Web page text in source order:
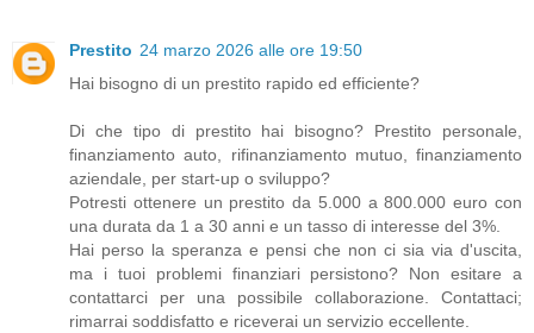
Prestito 24 marzo 2026 alle ore 19:50
Hai bisogno di un prestito rapido ed efficiente?
Di che tipo di prestito hai bisogno? Prestito personale,
finanziamento auto, rifinanziamento mutuo, finanziamento
aziendale, per start-up o sviluppo?
Potresti ottenere un prestito da 5.000 a 800.000 euro con
una durata da 1 a 30 anni e un tasso di interesse del 3%.
Hai perso la speranza e pensi che non ci sia via d'uscita,
ma i tuoi problemi finanziari persistono? Non esitare a
contattarci per una possibile collaborazione. Contattaci;
rimarrai soddisfatto e riceverai un servizio eccellente.